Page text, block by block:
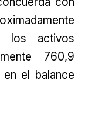
los activos
760,9
el balance